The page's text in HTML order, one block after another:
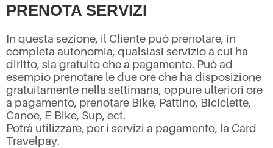
PRENOTA SERVIZI
In questa sezione, il Cliente può prenotare, in
completa autonomia, qualsiasi servizio a cui ha
diritto, sia gratuito che a pagamento. Può ad
esempio prenotare le due ore che ha disposizione
gratuitamente nella settimana, oppure ulteriori ore
a pagamento, prenotare Bike, Pattino, Biciclette,
Canoe, E-Bike, Sup, ect.
Potrà utilizzare, per i servizi a pagamento, la Card
Travelpay.